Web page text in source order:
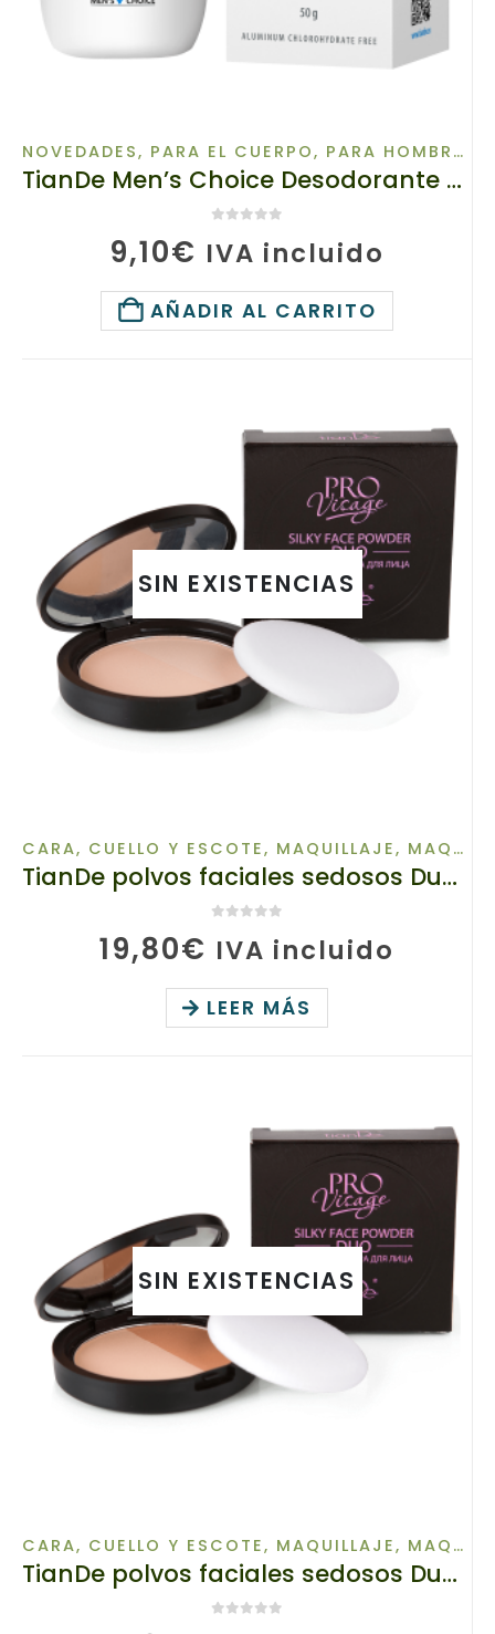
NOVEDADES, PARA EL CUERPO, PARA HOMBRES
TianDe Men’s Choice Desodorante Natural de Alumbre con Prebióticos, 60151 Frescura Brutal 24H y Protección Antiolor
9,10€ IVA incluido
AÑADIR AL CARRITO
SIN EXISTENCIAS
CARA, CUELLO Y ESCOTE, MAQUILLAJE, MAQUILLAJE DE ROSTRO
TianDe polvos faciales sedosos Duo, 80921/01 TianDe, 10 g, Una mezcla perfecta de tonos que cubre imperfecciones
19,80€ IVA incluido
LEER MÁS
SIN EXISTENCIAS
CARA, CUELLO Y ESCOTE, MAQUILLAJE, MAQUILLAJE DE ROSTRO
TianDe polvos faciales sedosos Duo, 80921/02 TianDe, 10 g, Una mezcla perfecta de tonos que cubre imperfecciones